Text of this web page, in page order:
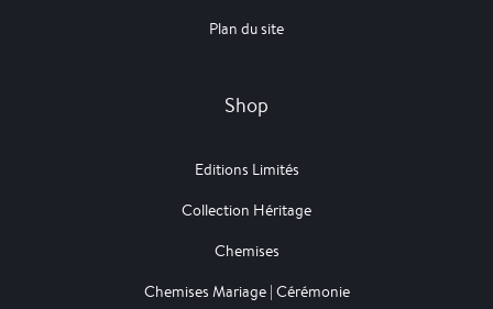
Plan du site
Shop
Editions Limités
Collection Héritage
Chemises
Chemises Mariage | Cérémonie